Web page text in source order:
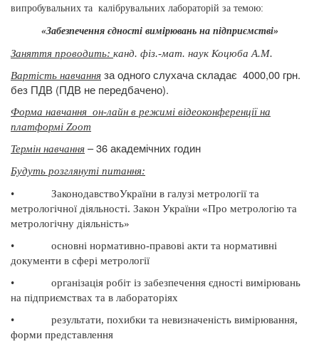
випробувальних та калібрувальних лабораторій за темою:
«Забезпечення єдності вимірювань на підприємстві»
Заняття проводить: канд. фіз.-мат. наук Коцюба А.М.
Вартість навчання за одного слухача складає 4000,00 грн.
без ПДВ (ПДВ не передбачено).
Форма навчання он-лайн в режимі відеоконференції на
платформі Zoom
Термін навчання – 36 академічних годин
Будуть розглянуті питання:
•
ЗаконодавствоУкраїни в галузі метрології та
метрологічної діяльності. Закон України «Про метрологію та
метрологічну діяльність»
•
основні нормативно-правові акти та нормативні
документи в сфері метрології
•
організація робіт із забезпечення єдності вимірювань
на підприємствах та в лабораторіях
•
результати, похибки та невизначеність вимірювання,
форми представлення